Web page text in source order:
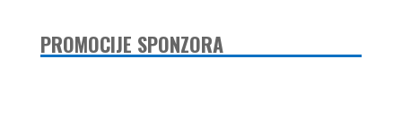
PROMOCIJE SPONZORA